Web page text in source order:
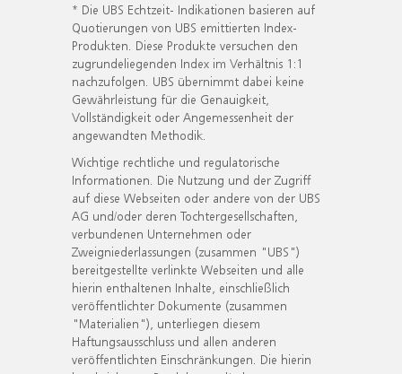
* Die UBS Echtzeit- Indikationen basieren auf
Quotierungen von UBS emittierten Index-
Produkten. Diese Produkte versuchen den
zugrundeliegenden Index im Verhältnis 1:1
nachzufolgen. UBS übernimmt dabei keine
Gewährleistung für die Genauigkeit,
Vollständigkeit oder Angemessenheit der
angewandten Methodik.
Wichtige rechtliche und regulatorische
Informationen. Die Nutzung und der Zugriff
auf diese Webseiten oder andere von der UBS
AG und/oder deren Tochtergesellschaften,
verbundenen Unternehmen oder
Zweigniederlassungen (zusammen "UBS")
bereitgestellte verlinkte Webseiten und alle
hierin enthaltenen Inhalte, einschließlich
veröffentlichter Dokumente (zusammen
"Materialien"), unterliegen diesem
Haftungsausschluss und allen anderen
veröffentlichten Einschränkungen. Die hierin